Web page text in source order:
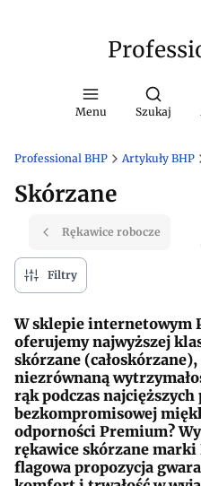
Menu
Otwórz
Szukaj
Professional BHP Artykuły BHP
Skórzane
Rękawice robocze
Filtry
W sklepie internetowym
oferujemy najwyższej
skórzane
niezrównaną
rąk podczas
bezkompromisowej
odporności Premium?
rękawice skórzane
flagowa propozycja